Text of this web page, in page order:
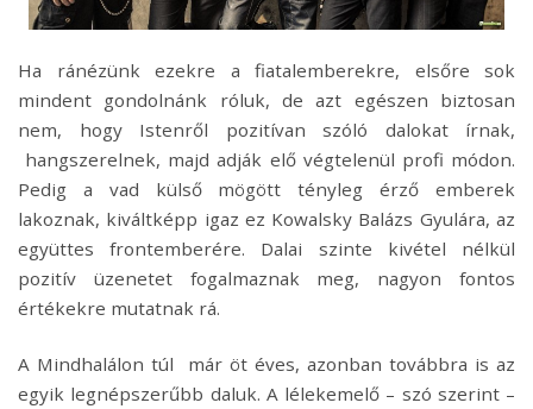
Ha ránézünk ezekre a fiatalemberekre, elsőre sok
mindent gondolnánk róluk, de azt egészen biztosan
nem, hogy Istenről pozitívan szóló dalokat írnak,
hangszerelnek, majd adják elő végtelenül profi módon.
Pedig a vad külső mögött tényleg érző emberek
lakoznak, kiváltképp igaz ez Kowalsky Balázs Gyulára, az
együttes frontemberére. Dalai szinte kivétel nélkül
pozitív üzenetet fogalmaznak meg, nagyon fontos
értékekre mutatnak rá.
A Mindhalálon túl már öt éves, azonban továbbra is az
egyik legnépszerűbb daluk. A lélekemelő – szó szerint –